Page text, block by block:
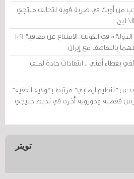
من أوبك في ضربة قوية لتحالف منتجي
محكمة «أمن الدولة» في الكويت: الامتناع عن معاقبة 109
بغطاء أمني .. انتقادات حادة لملف
عن "تنظيم إرهابي" مرتبط بـ"ولاية الفقيه"
فقهية وحوزوية أخرى في تخبط خليجي
تويتر